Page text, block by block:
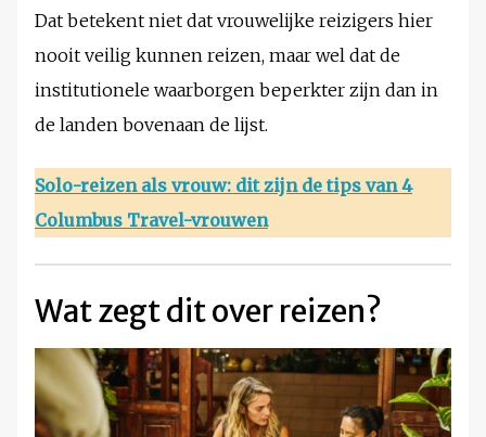
Dat betekent niet dat vrouwelijke reizigers hier
nooit veilig kunnen reizen, maar wel dat de
institutionele waarborgen beperkter zijn dan in
de landen bovenaan de lijst.
Solo-reizen als vrouw: dit zijn de tips van 4
Columbus Travel-vrouwen
Wat zegt dit over reizen?